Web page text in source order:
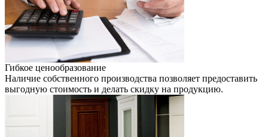
Гибкое ценообразование
Наличие собственного производства позволяет предоставить
выгодную стоимость и делать скидку на продукцию.